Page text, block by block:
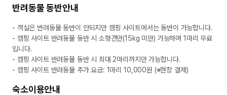
반려동물 동반안내
- 객실은 반려동물 동반이 안되지만 캠핑 사이트에서는 동반이 가능합니다.
- 캠핑 사이트 반려동물 동반 시 소형견만(15kg 미만) 가능하며 1마리 무료
입니다.
- 캠핑 사이트 반려동물 동반 시 최대 2마리까지만 가능합니다.
- 캠핑 사이트 반려동물 추가 요금: 1마리 10,000원 (※현장 결제)
숙소이용안내